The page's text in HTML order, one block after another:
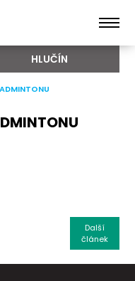
HLUČÍN
Další
článek